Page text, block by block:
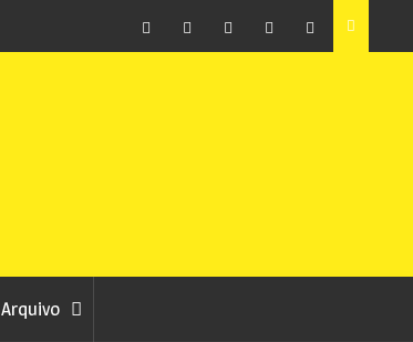
Covilhã avança com a desmaterialização do Arquivo
Municipal
Arquivo